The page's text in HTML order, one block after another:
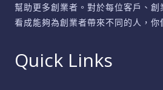
幫助更多創業者。對於每位客戶、
看成能夠為創業者帶來不同的人，你
Quick Links